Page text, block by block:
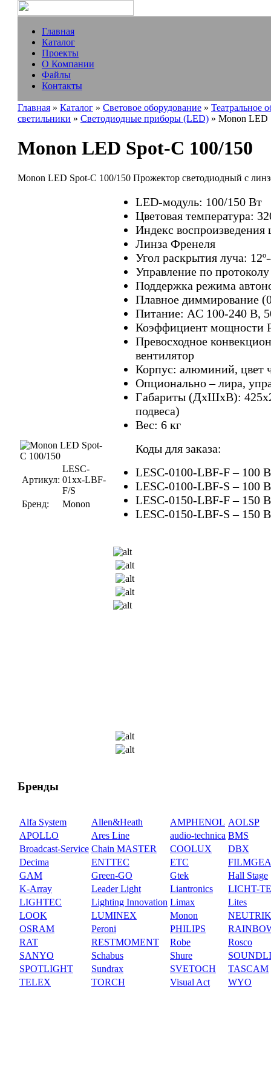
Главная
Каталог
Проекты
О Компании
Файлы
Контакты
Главная » Каталог » Световое оборудование » Театральное
светильники » Светодиодные приборы (LED) » Monon LED
Monon LED Spot-C 100/150
Monon LED Spot-C 100/150 Прожектор светодиодный с
Артикул:
LESC-
01xx-LBF-
F/S
Бренд:
Monon
LED-модуль: 100/150 Вт
Цветовая температура:
Индекс воспроизведения
Линза Френеля
Угол раскрытия луча: 12º-
Управление по
Поддержка режима
Плавное диммирование
Питание: AC 100-240 В,
Коэффициент мощности
Превосходное
вентилятор
Корпус: алюминий, цвет
Опционально – лира,
Габариты (ДхШхВ):
подвеса)
Вес: 6 кг
Коды для заказа:
LESC-0100-LBF-F – 100
LESC-0100-LBF-S – 100
LESC-0150-LBF-F – 150
LESC-0150-LBF-S – 150
Бренды
Alfa System Allen&Heath AMPHENOL AOLSP
APOLLO
Ares Line audio-technica BMS
Broadcast-Service Chain MASTER COOLUX
DBX
Decima
ENTTEC ETC
GAM
Green-GO Gtek
Hall Stage
K-Array
Leader Light Liantronics
LICHT-
LIGHTEC
Lighting Innovation Limax
Lites
LOOK
LUMINEX Monon
NEUTRIK
OSRAM
Peroni PHILIPS
RAT
RESTMOMENT Robe
Rosco
SANYO
Schabus Shure
SPOTLIGHT
Sundrax SVETOCH
TASCAM
TELEX
TORCH Visual Act WYO